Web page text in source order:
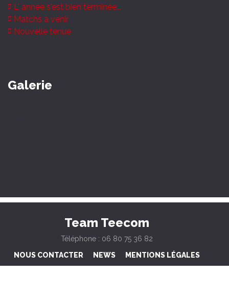
L' année s'est bien terminée...
Matchs à venir
Nouvelle tenue
Galerie
Team Teecom
Téléphone : 06 80 75 36 82
NOUS CONTACTER
NEWS MENTIONS LÉGALES